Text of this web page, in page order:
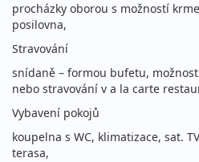
procházky oborou s možností
posilovna,
Stravování
snídaně – formou bufetu,
nebo stravování v a la carte
Vybavení pokojů
koupelna s WC, klimatizace, sat.
terasa,